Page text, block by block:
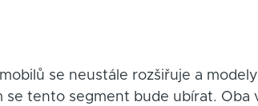
se neustále rozšiřuje a
se tento segment bude ubírat. Oba